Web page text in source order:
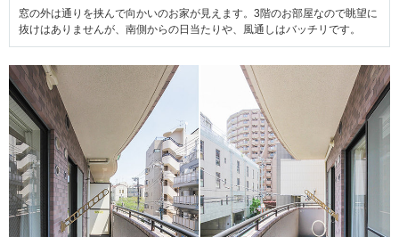
窓の外は通りを挟んで向かいのお家が見えます。3階のお部屋なので眺望に
抜けはありませんが、南側からの日当たりや、風通しはバッチリです。